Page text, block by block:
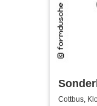
Cottbus,